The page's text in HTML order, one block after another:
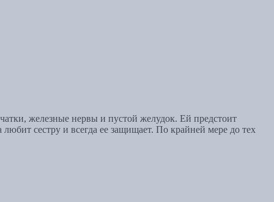
железные нервы и пустой желудок. Ей предстоит
сестру и всегда ее защищает. По крайней мере до тех